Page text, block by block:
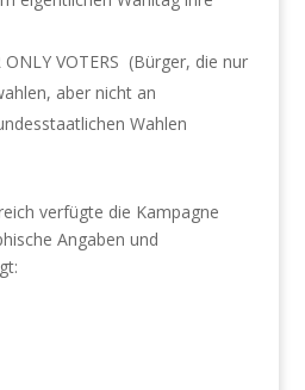
ONLY VOTERS (Bürger, die nur
aber nicht an
Wahlen
verfügte die Kampagne
Angaben und